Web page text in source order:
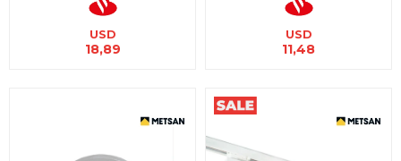
USD
18,89
USD
11,48